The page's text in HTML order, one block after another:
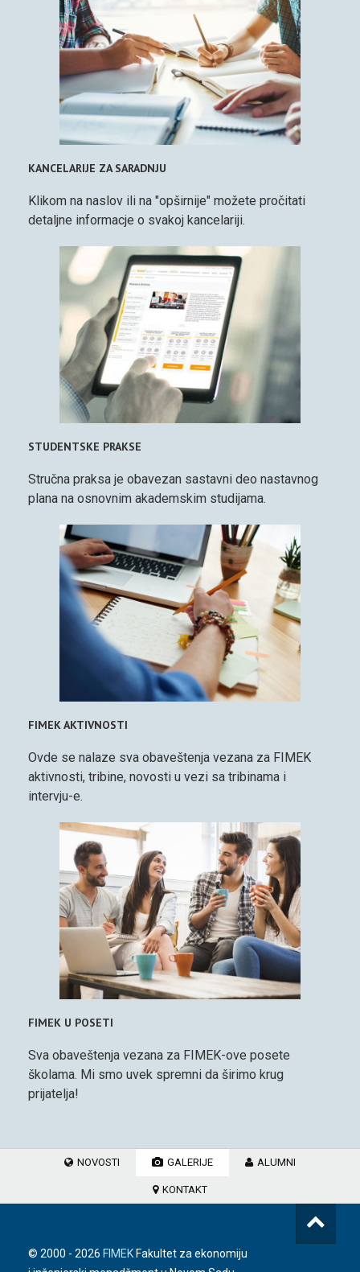
KANCELARIJE ZA SARADNJU
Klikom na naslov ili na "opširnije" možete pročitati
detaljne informacje o svakoj kancelariji.
STUDENTSKE PRAKSE
Stručna praksa je obavezan sastavni deo nastavnog
plana na osnovnim akademskim studijama.
FIMEK AKTIVNOSTI
Ovde se nalaze sva obaveštenja vezana za FIMEK
aktivnosti, tribine, novosti u vezi sa tribinama i
intervju-e.
FIMEK U POSETI
Sva obaveštenja vezana za FIMEK-ove posete
školama. Mi smo uvek spremni da širimo krug
prijatelja!
NOVOSTI GALERIJE ALUMNI
KONTAKT
© 2000 - 2026 FIMEK Fakultet za ekonomiju